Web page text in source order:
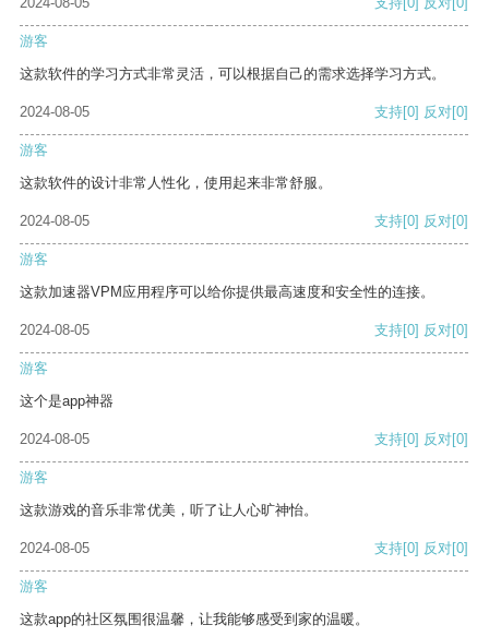
游客
这款软件的学习方式非常灵活，可以根据自己的需求选择学习方式。
2024-08-05 支持[0] 反对[0]
游客
这款软件的设计非常人性化，使用起来非常舒服。
2024-08-05 支持[0] 反对[0]
游客
这款加速器VPM应用程序可以给你提供最高速度和安全性的连接。
2024-08-05 支持[0] 反对[0]
游客
这个是app神器
2024-08-05 支持[0] 反对[0]
游客
这款游戏的音乐非常优美，听了让人心旷神怡。
2024-08-05 支持[0] 反对[0]
游客
这款app的社区氛围很温馨，让我能够感受到家的温暖。